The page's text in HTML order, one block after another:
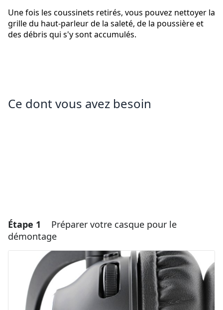
Une fois les coussinets retirés, vous pouvez nettoyer la
grille du haut-parleur de la saleté, de la poussière et
des débris qui s'y sont accumulés.
Ce dont vous avez besoin
Étape 1
Préparer votre casque pour le
démontage